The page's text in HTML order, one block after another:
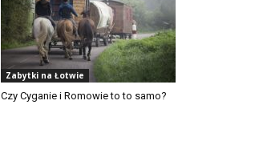
Zabytki na Łotwie
Czy Cyganie i Romowie to to samo?